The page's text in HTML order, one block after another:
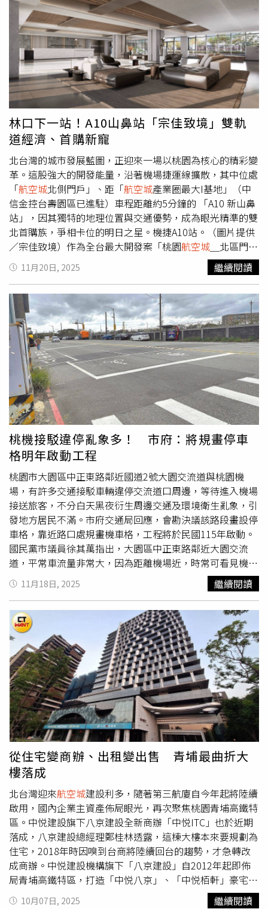
會員大會，就有團體會員提案，希望政府在配套措施尚未完
善前暫緩實施「營建剩餘土石方流向管理新制」，且提案經
過會員決議通過，顯現對建築業建案影響相當嚴重。但這只
能代表建築業的對政策草草上路的不滿，並無法阻擋上路時
程。然而土方市場的失控讓業者實在無法坐以待斃，近日，
台灣省不動產開發公會聯合會理事長吳國寶，將邀集六都及
全省各縣市不動產同業公會理事長，大動作召開記者會，盼
請政府正視建築業目前面臨的經營困境，其中衝擊非常大的
就是「土方之亂」。吳國寶無奈告訴CTWANT記者，目前各
縣市建管單位同步嚴查建商是否有如實申報土方，只要沒找
到可清運的土方場，就拿不到申報證明，以致無法向建管單
位申報開工；但另一方面，建商已經受制央行規定取得建照
18個月內不開工，會把土建融抽回去的困境，目前面對的是
「無法開工」又「必須開工」的雙重夾殺。目前台北港僅可
開放處理公共工程土方，一般民間業者進不去，業者希望可
以開放，以舒緩目前民間工程隊土方傾倒需求的壓力。（圖
／翻攝自台灣自由貿易港區）雖然國土署已盤點出全國
2321處可供利用的國有地及80處大型整體開發區，其中包
括4大區段徵收計畫（現有的桃園
，以及未來的台北
社子島、高鐵屏東車站特定區與嘉義縣擴大縣治開發區）、
6商港及工業區填海造陸（現有的台北港、及未來的台中
港、高雄港，及後續的彰濱工業區），還有7處填埋型土資
場（基隆市、新竹縣、苗栗縣、彰化縣與雲林縣），預估可
去化量逾15,110萬方，並對外稱「足以支應地方建設所產生
的土石方需求。」不過看在業者眼裡相當不是滋味，因為這
些區域大多並非「現在」即可立即開放倒土，但政策卻趕著
上路，出現政策先行、產業卡關的脫節情況。「數字不能只
用喊的！這些可傾倒土方的國有地是否真的有發揮功能？」
張麗莉就直言，「如果中央跨部會合作尚未達到可行前，還
在紙上談兵階段，土方處理管道未啟動、做法也都還在協商
討論，就貿然實施嚴格查辦，並立下懲罰，也難怪土方業者
寧願不做、觀望，也不要被罰。」張麗莉建議，源頭可處理
的總量管制若短時間無法解決，至少要輔導業者將工程廢棄
土石做有效地分類，除了可減量，也可提升材料再利用，在
價格上應該能有所差異。聖得福建設執行長洪正雄也表示，
現在土方處理供需失衡，只會讓少數業者有機會暴利壟斷，
建議由政府作東設公家棄土場，才能解決所有疑難雜症。他
同樣認為政策應先暫緩，等做好長期規劃再實施，否則會衝
擊到整個營建產業鏈。「最終影響到的恐是選舉跟房價！」
向來發言直率的甲山林集團董事長祝文宇認為，不只土方飆
漲，房價會漲；民眾有老房子要裝修，廢棄物也沒地方可
丟，要慎防被哄抬高額的清運費，接下來勢必造成很大的民
怨，「現在綁在少數人手上，一定會鬧得很兇！」不動產建
築開發公會全聯會理事長楊玉全喊話中央，土方成本飆漲將
增添建築開發壓力，也增加民眾購屋負擔，希望政府能同時
監督關切目前價格上漲情形，以穩定市場價格。
的三層樓「勤愛樓」，該棟現包含圖書館與專科教室，拆除
重建後可擴建成5層樓，以增加教室量能。另外，桃園北區
缺乏技術型高中，可考慮增設「技術型高中附設大竹國
中」，藉由大竹國中3.2公頃校地及周邊公有地的整合，興
建新大樓並導入技職教育，也能呼應航空城產業需求，提供
更多在地學生升學選擇。教育局表示，勤愛樓目前尚未達到
報廢標準，依現行規範尚不具備立即拆除重建的條件；若貿
然啟動工程，需面對拆除期間學生臨時安置的壓力，也將影
響教學動線與校園安全，相關配套相當繁複，因此需與學校
進一步研議，包括施工時程、校舍調整與安置規畫等，確保
不影響學生受教權。教育局說明，依據近期校舍量能盤點，
大竹國中至120學年度的預估班級數約為38至41班之間。以
現階段校內空間配置來看，仍可透過調整教室用途、整合現
有空間等方式，再釋出2至4間教室可供使用，因此短期內的
教室供需仍具備一定調整彈性，尚能支應預期的學生數量。
至於是否增設技術型高中或改制為完全中學，教育局表示，
此議題牽涉區域人口變化、學生就學需求、師資配置及校舍
擴建可能性，將持續觀察
開發、大華社宅入住等帶來
的學齡人口成長趨勢，並同步檢視現有高中職的容納量與招
生情形，綜合評估後，再研擬中長期可行方案，確保教育資
源分布更為均衡、完善。
林口下一站！A10山鼻站「宗佳致境」雙軌
道經濟、首購新寵
北台灣的城市發展藍圖，正迎來一場以桃園為核心的精彩變
革。這股強大的開發能量，沿著機場捷運線擴散，其中位處
「航空城北側門戶」、距「航空城產業圈最大I基地」（中
信金控台壽園區已進駐）車程距離約5分鐘的 「A10 新山鼻
站」，因其獨特的地理位置與交通優勢，成為眼光精準的雙
北首購族，爭相卡位的明日之星。機捷A10站。（圖片提供
／宗佳致境）作為全台最大開發案「桃園航空城 ＿北區門戶
核心」，更將迎來由台灣人壽與長榮國際儲運聯手，斥資超
過 500 億元開發的「
巨蛋」。未來不僅僅是一座體
育館，更是一個結合了大型商場、辦公空間、星級飯店與智
慧物流的複合式城中城。這個指標性的開發案，也預示著周
邊區域的價值將迎來爆炸性的成長。在眾多潛力區段中，機
場捷運 「A10 山鼻站」，憑藉其與航空城產業圈的緊密連
結，以及即將到位的大型交通建設，被譽為最具潛力的明日
之星。厭倦林口、南崁交通壅塞的通勤族 歡迎移居「A10
宗佳致境」享受更大的空間、更便捷的交通對於厭倦了林
口、南崁尖峰時段交通壅塞的通勤族而言，「A10宗佳致
境」無疑是「時間，就是金錢」的最佳解答。機場捷運串聯
北北桃生活圈的便利性早已獲得驗證，而「國道一號甲線」
的動工，未來將設置「山鼻段桃三交流道」，更打通了區域
交通的任督二脈。不僅如此，預計 2026年優先通車的「桃
園捷運綠線一期」，未來從 A10 站僅需一站即可轉乘，輕
鬆直達藝文特區與桃園總圖。「雙軌道經濟、國道一甲建設
與 航空城產業圈」三大利多在此交會，讓 「A10 宗佳致
境」的未來價值，有了最堅實的保證。在各大建商仍處於佈
局階段時，「宗佳致境」以即將完工的姿態，成為區域內最
受矚目的焦點。「宗佳致境」坐擁千坪美地，坐擁「五酒桶
山萬坪森林保育區」、享有「百米藝術街廓」，更有「下樓
即公園」的絕佳環境。宗佳致境深知現代家庭對居住品質的
渴求，在建築規劃上極具巧思，打造了市場罕見的「低公設
比」、「全齡美學公設」、媲美豪宅等級的「單層三戶」優
質規劃，確保了自住客最在意的單純質感生活。林口下一
站！A10山鼻站「宗佳致境」雙軌道經濟、首購新寵。（圖
片提供／宗佳致境）A10宗佳致境「家的全面升級」～獻給
置產族、首購家庭、航空業物流菁英 ，優享未來的最佳機
會走進「宗佳致境」，就能感受到其為自住客量身打造、全
面升級的用心。從雙結構技師認證的「專利耐震」工法，到
因應未來趨勢、預先規劃的「電動車 EMS智慧充電系
統」、「12大精品建材嚴選」、「社區淨水升級」等，每一
項細節都體現了對安全與質感生活的極致追求。在房型規劃
上，主力的大三房產品，格局方正、零虛坪，戶戶邊間、雙
面採光的設計，讓陽光與清風成為家中最好的裝飾。讓首購
家庭無須屈就，一次就能買到足以承載未來十年幸福生活的
理想家園。 現正推出「歡慶即將完工、限時優利先享」的
活動，即日起至12月底接待中心搬遷前，「宗佳致境」在價
格上展現了對首購族的滿滿誠意：「1658萬＿入主大三房
全配宅」、「1358萬＿輕鬆置產精品雙衛浴大2房（含車
位）」。國道一號甲線未來示意圖。（圖／交通部高速公路
局）選對時間買好房！「宗佳致境」以即將完工的安心承
諾、無可取代的綠美環境優勢，以及眾多重大建設到位、航
空城產業圈環繞的具體前景，挺「航空業機場物流菁英、北
北桃首購家庭」，一起卡位美好未來。「歡慶即將完工、限
11月20日, 2025 繼續閱讀
桃機接駁違停亂象多！ 市府：將規畫停車
格明年啟動工程
桃園市大園區中正東路鄰近國道2號大園交流道與桃園機
場，有許多交通接駁車輛違停交流道口周邊，等待進入機場
接送旅客，不分白天黑夜衍生周邊交通及環境衛生亂象，引
發地方居民不滿。市府交通局回應，會勘決議該路段畫設停
車格，靠近路口處規畫機車格，工程將於民國115年啟動。
國民黨市議員徐其萬指出，大園區中正東路鄰近大園交流
道，平常車流量非常大，因為距離機場近，時常可看見機場
交通接駁業者，車輛一整排停放在路邊，甚至還會停到接近
交流道匝道口，形成交通亂象。他也提到，因機場接送無法
久停且會遭警察驅離，有很多民眾選擇停在大園交流道周
邊，等待親友出關領取行李後再前往接送，同樣造成埔心往
中正東路方向交通混亂。且不少業者在停等時沒有公德心，
時常隨手打開車窗將垃圾亂丟路邊，且附近沒有廁所，甚至
會隨地便溺引發環境衛生問題，讓周邊居民抱怨連連。市府
交通局回應，經討論後，決議於路側規畫汽車格，另靠近路
口處規畫部分機車格，工程預計115年施工，未來將視後續
停車狀況，再行評估是否收費。大園警分局則說，中正東路
車輛違停部分，會請埔心派出所加強巡邏，如有違規將依法
取締。徐其萬表示，大園航空城徵收，在中正東路旁有一大
片土地尚未建設，建議市府可以整地設置停車場，提供機場
接駁車輛停放，以解決該路段交通亂象。
11月18日, 2025 繼續閱讀
從住宅變商辦、出租變出售 青埔最曲折大
樓落成
北台灣迎來航空城建設利多，隨著第三航廈自今年起將陸續
啟用，國內企業主資產佈局眼光，再次聚焦桃園青埔高鐵特
區。中悦建設旗下八京建設全新商辦「中悦ITC」也於近期
落成，八京建設總經理鄭桂林透露，這棟大樓本來要規劃為
住宅，2018年時因嗅到台商將陸續回台的趨勢，才急轉改
成商辦。中悦建設機構旗下「八京建設」自2012年起即佈
局青埔高鐵特區，打造「中悦八京」、「中悦栢軒」豪宅，
並早於2018年即著手規劃第3案商辦「中悦ITC國際商貿中
10月07日, 2025 繼續閱讀